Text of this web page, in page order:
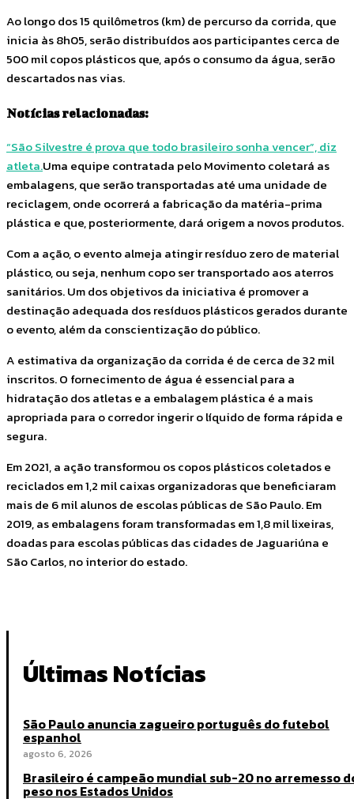
Ao longo dos 15 quilômetros (km) de percurso da corrida, que
inicia às 8h05, serão distribuídos aos participantes cerca de
500 mil copos plásticos que, após o consumo da água, serão
descartados nas vias.
Notícias relacionadas:
“São Silvestre é prova que todo brasileiro sonha vencer”, diz
atleta.Uma equipe contratada pelo Movimento coletará as
embalagens, que serão transportadas até uma unidade de
reciclagem, onde ocorrerá a fabricação da matéria-prima
plástica e que, posteriormente, dará origem a novos produtos.
Com a ação, o evento almeja atingir resíduo zero de material
plástico, ou seja, nenhum copo ser transportado aos aterros
sanitários. Um dos objetivos da iniciativa é promover a
destinação adequada dos resíduos plásticos gerados durante
o evento, além da conscientização do público.
A estimativa da organização da corrida é de cerca de 32 mil
inscritos. O fornecimento de água é essencial para a
hidratação dos atletas e a embalagem plástica é a mais
apropriada para o corredor ingerir o líquido de forma rápida e
segura.
Em 2021, a ação transformou os copos plásticos coletados e
reciclados em 1,2 mil caixas organizadoras que beneficiaram
mais de 6 mil alunos de escolas públicas de São Paulo. Em
2019, as embalagens foram transformadas em 1,8 mil lixeiras,
doadas para escolas públicas das cidades de Jaguariúna e
São Carlos, no interior do estado.
Últimas Notícias
São Paulo anuncia zagueiro português do futebol
espanhol
agosto 6, 2026
Brasileiro é campeão mundial sub-20 no arremesso
peso nos Estados Unidos